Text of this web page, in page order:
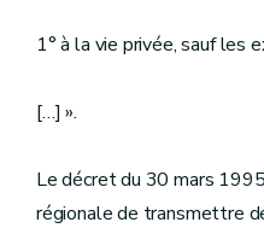
1° à la vie privée, sauf les
[…] ».
Le décret du 30 mars
régionale de transmettre